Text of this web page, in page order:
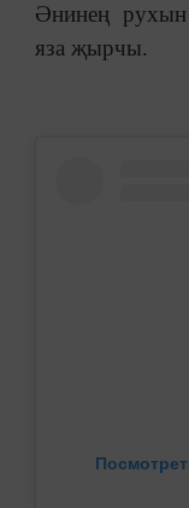
Әнинең рухын
яза җырчы.